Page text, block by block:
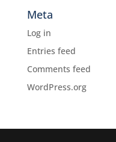
Meta
Log in
Entries feed
Comments feed
WordPress.org